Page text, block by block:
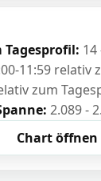
Tagesprofil: 14
11:59 relativ
zum
2.089 -
Chart öffnen